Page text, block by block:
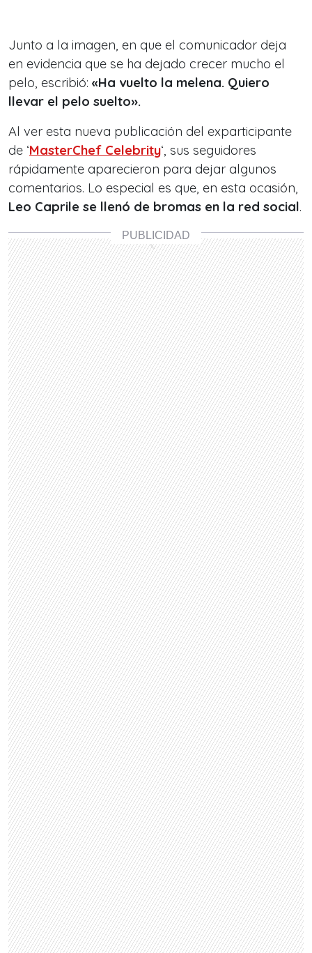
Junto a la imagen, en que el comunicador deja
en evidencia que se ha dejado crecer mucho el
pelo, escribió: «Ha vuelto la melena. Quiero
llevar el pelo suelto».
Al ver esta nueva publicación del exparticipante
de ‘MasterChef Celebrity‘, sus seguidores
rápidamente aparecieron para dejar algunos
comentarios. Lo especial es que, en esta ocasión,
Leo Caprile se llenó de bromas en la red social.